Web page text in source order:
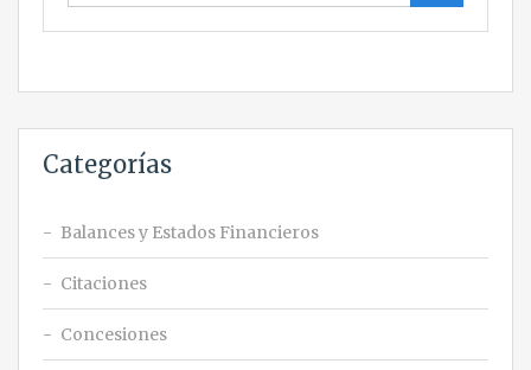
Categorías
Balances y Estados Financieros
Citaciones
Concesiones